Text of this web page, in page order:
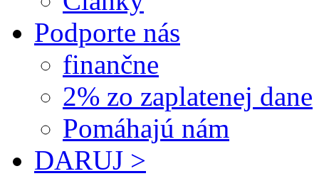
Podporte nás
finančne
2% zo zaplatenej dane
Pomáhajú nám
DARUJ >